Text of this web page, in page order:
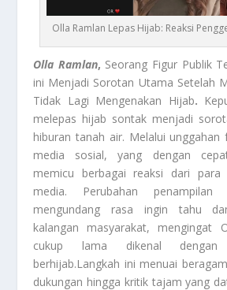
Olla Ramlan Lepas Hijab: Reaksi
Olla Ramlan, Seorang Figur Publik
ini Menjadi Sorotan Utama Setelah
Tidak Lagi Mengenakan Hijab.
melepas hijab sontak menjadi
hiburan tanah air. Melalui
media sosial, yang dengan
memicu berbagai reaksi dari para
media. Perubahan
mengundang rasa ingin tahu
kalangan masyarakat, mengingat
cukup lama dikenal
berhijab.Langkah ini menuai
dukungan hingga kritik tajam yang